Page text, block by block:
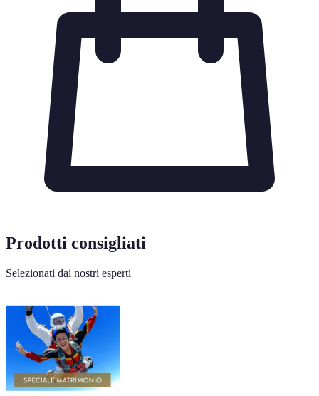
Prodotti consigliati
Selezionati dai nostri esperti